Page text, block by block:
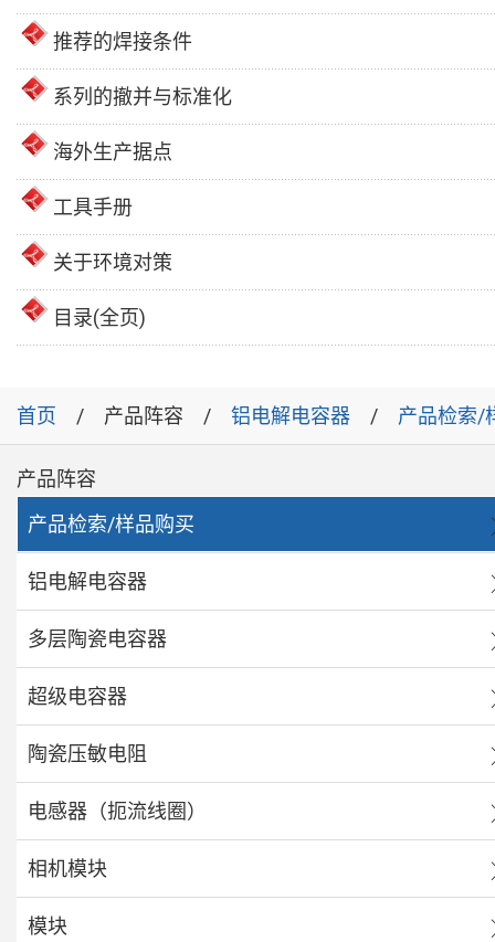
推荐的焊接条件
系列的撤并与标准化
海外生产据点
工具手册
关于环境对策
目录(全页)
首页 产品阵容 铝电解电容器 产品检索/
产品阵容
产品检索/样品购买
铝电解电容器
多层陶瓷电容器
超级电容器
陶瓷压敏电阻
电感器（扼流线圈）
相机模块
模块